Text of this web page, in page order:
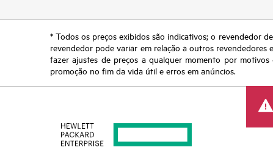
* Todos os preços exibidos são indicativos; o revendedor
revendedor pode variar em relação a outros
fazer ajustes de preços a qualquer momento por
promoção no fim da vida útil e erros em anúncios.